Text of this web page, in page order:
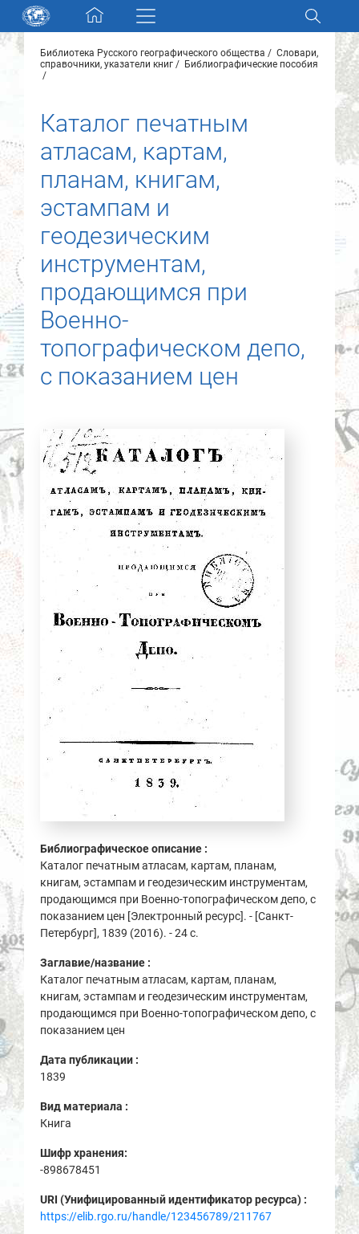
Skip navigation
Разделы и коллекции
Новости
О нас
Контакты
Партнеры
Библиотека Русского географического общества
Словари,
справочники, указатели книг
Библиографические пособия
Каталог печатным
атласам, картам,
планам, книгам,
эстампам и
геодезическим
инструментам,
продающимся при
Военно-
топографическом депо,
с показанием цен
Библиографическое описание :
Каталог печатным атласам, картам, планам,
книгам, эстампам и геодезическим инструментам,
продающимся при Военно-топографическом депо, с
показанием цен [Электронный ресурс]. - [Санкт-
Петербург], 1839 (2016). - 24 с.
Заглавие/название :
Каталог печатным атласам, картам, планам,
книгам, эстампам и геодезическим инструментам,
продающимся при Военно-топографическом депо, с
показанием цен
Дата публикации :
1839
Вид материала :
Книга
Шифр хранения:
-898678451
URI (Унифицированный идентификатор ресурса) :
https://elib.rgo.ru/handle/123456789/211767